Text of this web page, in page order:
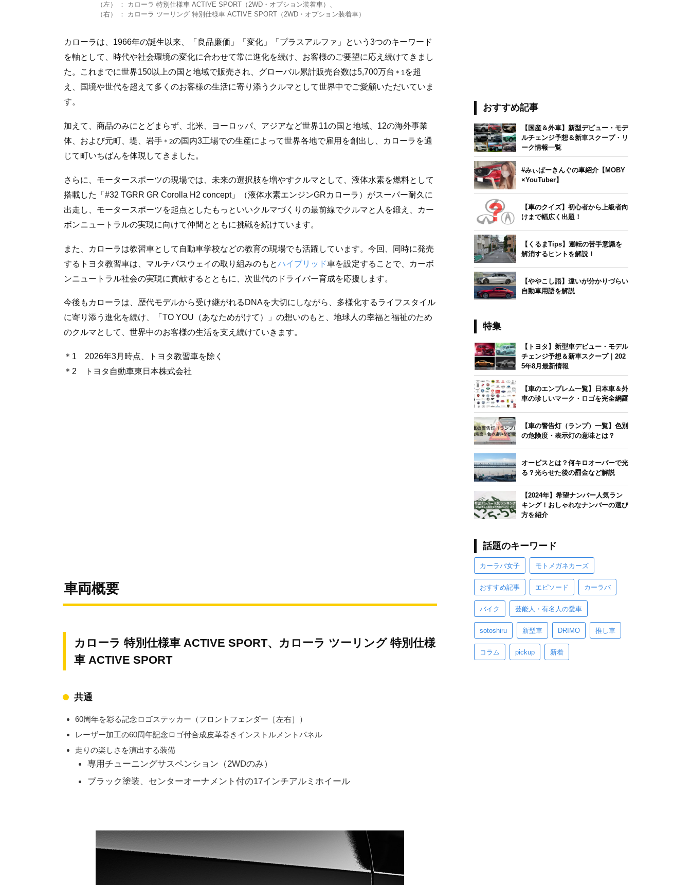
（左） ： カローラ 特別仕様車 ACTIVE SPORT（2WD・オプション装着車）、
（右） ： カローラ ツーリング 特別仕様車 ACTIVE SPORT（2WD・オプション装着車）
カローラは、1966年の誕生以来、「良品廉価」「変化」「プラスアルファ」という3つのキーワード
を軸として、時代や社会環境の変化に合わせて常に進化を続け、お客様のご要望に応え続けてきまし
た。これまでに世界150以上の国と地域で販売され、グローバル累計販売台数は5,700万台 ＊1を超
え、国境や世代を超えて多くのお客様の生活に寄り添うクルマとして世界中でご愛顧いただいていま
す。
加えて、商品のみにとどまらず、北米、ヨーロッパ、アジアなど世界11の国と地域、12の海外事業
体、および元町、堤、岩手 ＊2の国内3工場での生産によって世界各地で雇用を創出し、カローラを通
じて町いちばんを体現してきました。
さらに、モータースポーツの現場では、未来の選択肢を増やすクルマとして、液体水素を燃料として
搭載した「#32 TGRR GR Corolla H2 concept」（液体水素エンジンGRカローラ）がスーパー耐久に
出走し、モータースポーツを起点としたもっといいクルマづくりの最前線でクルマと人を鍛え、カー
ボンニュートラルの実現に向けて仲間とともに挑戦を続けています。
また、カローラは教習車として自動車学校などの教育の現場でも活躍しています。今回、同時に発売
するトヨタ教習車は、マルチパスウェイの取り組みのもとハイブリッド車を設定することで、カーボ
ンニュートラル社会の実現に貢献するとともに、次世代のドライバー育成を応援します。
今後もカローラは、歴代モデルから受け継がれるDNAを大切にしながら、多様化するライフスタイル
に寄り添う進化を続け、「TO YOU（あなためがけて）」の想いのもと、地球人の幸福と福祉のため
のクルマとして、世界中のお客様の生活を支え続けていきます。
＊1 2026年3月時点、トヨタ教習車を除く
＊2 トヨタ自動車東日本株式会社
車両概要
カローラ 特別仕様車 ACTIVE SPORT、カローラ ツーリング 特別仕様
車 ACTIVE SPORT
共通
60周年を彩る記念ロゴステッカー（フロントフェンダー［左右］）
レーザー加工の60周年記念ロゴ付合成皮革巻きインストルメントパネル
走りの楽しさを演出する装備
専用チューニングサスペンション（2WDのみ）
ブラック塗装、センターオーナメント付の17インチアルミホイール
おすすめ記事
【国産＆外車】新型デビュー・モデ
ルチェンジ予想＆新車スクープ・リ
ーク情報一覧
#みぃぱーきんぐの車紹介【MOBY
×YouTuber】
【車のクイズ】初心者から上級者向
けまで幅広く出題！
【くるまTips】運転の苦手意識を
解消するヒントを解説！
【ややこし語】違いが分かりづらい
自動車用語を解説
特集
【トヨタ】新型車デビュー・モデル
チェンジ予想＆新車スクープ｜202
5年8月最新情報
【車のエンブレム一覧】日本車＆外
車の珍しいマーク・ロゴを完全網羅
【車の警告灯（ランプ）一覧】色別
の危険度・表示灯の意味とは？
オービスとは？何キロオーバーで光
る？光らせた後の罰金など解説
【2024年】希望ナンバー人気ラン
キング！おしゃれなナンバーの選び
方を紹介
話題のキーワード
カーラバ女子 モトメガネカーズ
おすすめ記事 エピソード カーラバ
バイク 芸能人・有名人の愛車
sotoshiru 新型車 DRIMO 推し車
コラム pickup 新着